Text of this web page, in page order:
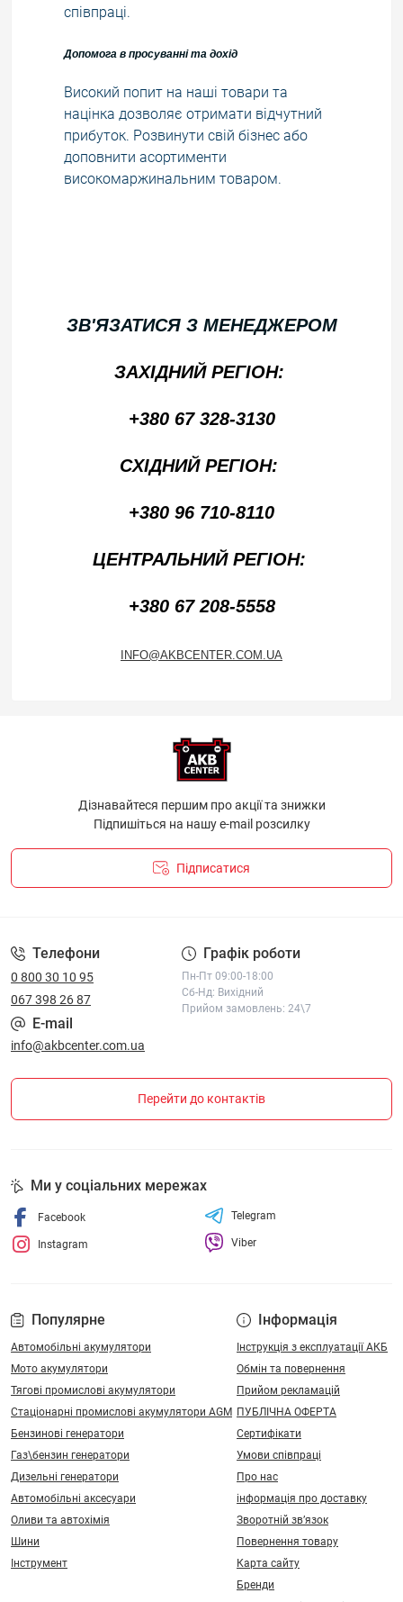
співпраці.
Допомога в просуванні та дохід
Високий попит на наші товари та
націнка дозволяє отримати відчутний
прибуток. Розвинути свій бізнес або
доповнити асортименти
високомаржинальним товаром.
ЗВ'ЯЗАТИСЯ З МЕНЕДЖЕРОМ
ЗАХІДНИЙ РЕГІОН:
+380 67 328-3130
СХІДНИЙ РЕГІОН:
+380 96 710-8110
ЦЕНТРАЛЬНИЙ РЕГІОН:
+380 67 208-5558
INFO@AKBCENTER.COM.UA
Дізнавайтеся першим про акції та знижки
Підпишіться на нашу e-mail розсилку
Підписатися
Телефони
0 800 30 10 95
067 398 26 87
Графік роботи
Пн-Пт 09:00-18:00
Сб-Нд: Вихідний
Прийом замовлень: 24\7
E-mail
info@akbcenter.com.ua
Перейти до контактів
Популярне
Автомобільні акумулятори
Мото акумулятори
Тягові промислові акумулятори
Стаціонарні промислові акумулятори АGM
Бензинові генератори
Газ\бензин генератори
Дизельні генератори
Автомобільні аксесуари
Оливи та автохімія
Шини
Інструмент
Інформація
Інструкція з експлуатації АКБ
Обмін та повернення
Прийом рекламацій
ПУБЛІЧНА ОФЕРТА
Сертифікати
Умови співпраці
Про нас
інформація про доставку
Зворотній зв’язок
Повернення товару
Карта сайту
Бренди
Ми у соціальних мережах
Facebook
Instagram
Telegram
Viber